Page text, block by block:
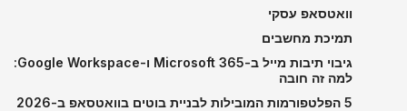
וואטסאפ עסקי
תמיכת מחשבים
גיבוי תיבות מייל ב-Microsoft 365 ו-Google Workspace:
למה זה חובה
5 הפלטפורמות המובילות לבניית בוטים בוואטסאפ ב-2026